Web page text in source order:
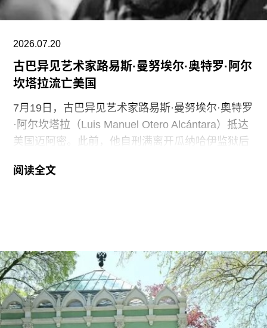
期间，她丰富了基金会的藏品结构，并增加了女性
艺术家的代表比例。此前在泰特工作期间，她策划
了广受好评的2015年回顾展“世界走向波普”（The
2026.07.20
古巴异见艺术家路易斯·曼努埃尔·奥特罗·阿尔
坎塔拉流亡美国
7月19日，古巴异见艺术家路易斯·曼努埃尔·奥特罗
·阿尔坎塔拉（Luis Manuel Otero Alcántara）抵达
美国迈阿密。此前，他自刑满离开瓜纳哈伊监狱后
拉抵达时手中紧握着一尊从古巴带来的残破圣母玛
活动而被判处的五年刑期，仅提前数日获释。古巴
裔美国艺术家可可·福斯科（Coco Fusco）近日曾
撰文追问奥特罗·阿尔坎塔拉出狱后的下落。7月17
日，美国驻哈瓦那大使馆一名官员向《纽约时报》
透露，奥特罗·阿尔坎塔拉已获发人道主义签证，能
阅读全文